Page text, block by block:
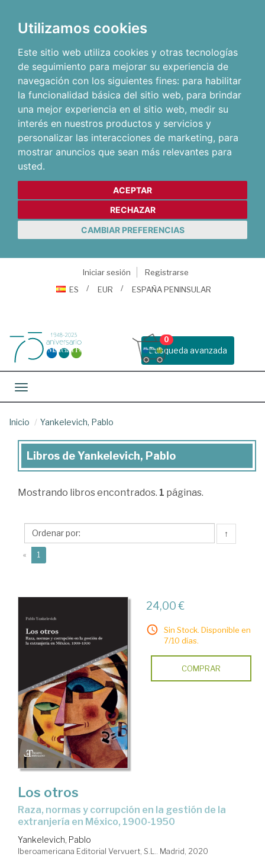
Utilizamos cookies
Este sitio web utiliza cookies y otras tecnologías
de seguimiento para mejorar su experiencia de
navegación con los siguientes fines: para habilitar
la funcionalidad básica del sitio web, para brindar
una mejor experiencia en el sitio web, medir su
interés en nuestros productos y servicios y
personalizar las interacciones de marketing, para
mostrar anuncios que sean más relevantes para
usted.
ACEPTAR
RECHAZAR
CAMBIAR PREFERENCIAS
Iniciar sesión
Registrarse
ES
EUR ESPAÑA PENINSULAR
Busqueda avanzada
0
Toggle navigation
Inicio Yankelevich, Pablo
Libros
Yankelevich,
Libros de Yankelevich, Pablo
Mostrando libros encontrados. 1 páginas.
↑
« 1
24,00 €
Sin Stock. Disponible en
7/10 días.
COMPRAR
Los otros
Raza, normas y corrupción en la gestión de la
extranjería en México, 1900-1950
Yankelevich, Pablo
Iberoamericana Editorial Vervuert, S.L.. Madrid, 2020